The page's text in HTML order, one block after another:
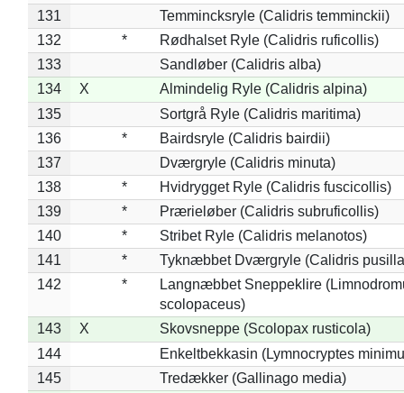
131
Temmincksryle (Calidris temminckii)
132
*
Rødhalset Ryle (Calidris ruficollis)
133
Sandløber (Calidris alba)
134
X
Almindelig Ryle (Calidris alpina)
135
Sortgrå Ryle (Calidris maritima)
136
*
Bairdsryle (Calidris bairdii)
137
Dværgryle (Calidris minuta)
138
*
Hvidrygget Ryle (Calidris fuscicollis)
139
*
Prærieløber (Calidris subruficollis)
140
*
Stribet Ryle (Calidris melanotos)
141
*
Tyknæbbet Dværgryle (Calidris
142
*
Langnæbbet Sneppeklire
scolopaceus)
143
X
Skovsneppe (Scolopax rusticola)
144
Enkeltbekkasin (Lymnocryptes
145
Tredækker (Gallinago media)